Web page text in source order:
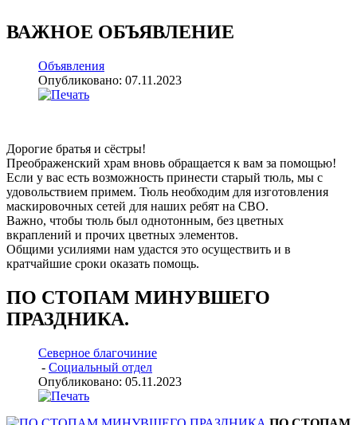
ВАЖНОЕ ОБЪЯВЛЕНИЕ
Объявления
Опубликовано: 07.11.2023
Дорогие братья и сёстры!
Преображенский храм вновь обращается к вам за помощью!
Если у вас есть возможность принести старый тюль, мы с
удовольствием примем. Тюль необходим для изготовления
маскировочных сетей для наших ребят на СВО.
Важно, чтобы тюль был однотонным, без цветных
вкраплений и прочих цветных элементов.
Общими усилиями нам удастся это осуществить и в
кратчайшие сроки оказать помощь.
ПО СТОПАМ МИНУВШЕГО
ПРАЗДНИКА.
Северное благочиние
- Социальный отдел
Опубликовано: 05.11.2023